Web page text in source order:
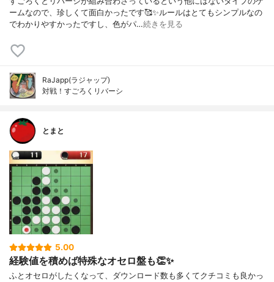
ームなので、珍しくて面白かったです🥰✨ルールはとてもシンプルなの
でわかりやすかったですし、色がパ…続きを見る
RaJapp(ラジャップ)
対戦！すごろくリバーシ
とまと
5.00
経験値を積めば特殊なオセロ盤も👏✨
ふとオセロがしたくなって、ダウンロード数も多くてクチコミも良かっ